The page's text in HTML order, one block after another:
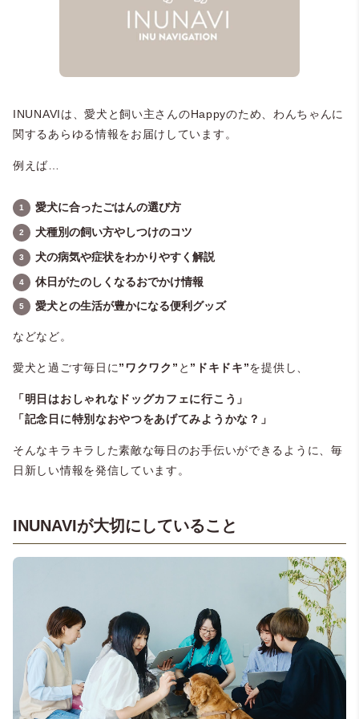
INUNAVIは、愛犬と飼い主さんのHappyのため、わんちゃんに
関するあらゆる情報をお届けしています。
例えば…
愛犬に合ったごはんの選び方
犬種別の飼い方やしつけのコツ
犬の病気や症状をわかりやすく解説
休日がたのしくなるおでかけ情報
愛犬との生活が豊かになる便利グッズ
などなど。
愛犬と過ごす毎日に”ワクワク” と ”ドキドキ”を提供し、
「明日はおしゃれなドッグカフェに行こう」
「記念日に特別なおやつをあげてみようかな？」
そんなキラキラした素敵な毎日のお手伝いができるように、毎
日新しい情報を発信しています。
INUNAVIが大切にしていること